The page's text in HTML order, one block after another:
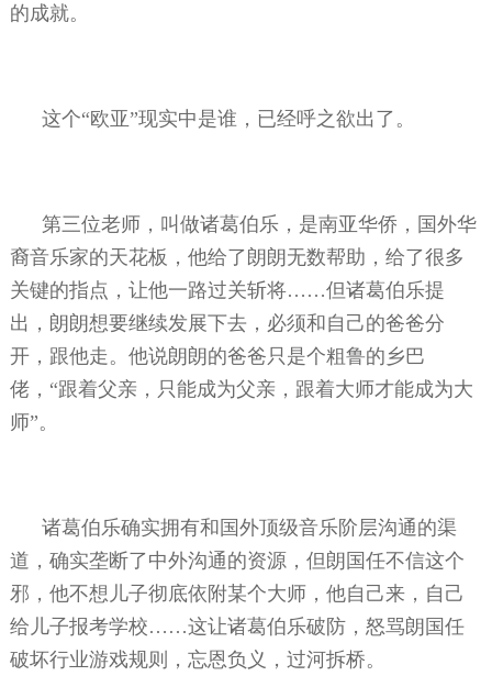
的成就。
这个“欧亚”现实中是谁，已经呼之欲出了。
第三位老师，叫做诸葛伯乐，是南亚华侨，国外华
裔音乐家的天花板，他给了朗朗无数帮助，给了很多
关键的指点，让他一路过关斩将……但诸葛伯乐提
出，朗朗想要继续发展下去，必须和自己的爸爸分
开，跟他走。他说朗朗的爸爸只是个粗鲁的乡巴
佬，“跟着父亲，只能成为父亲，跟着大师才能成为大
师”。
诸葛伯乐确实拥有和国外顶级音乐阶层沟通的渠
道，确实垄断了中外沟通的资源，但朗国任不信这个
邪，他不想儿子彻底依附某个大师，他自己来，自己
给儿子报考学校……这让诸葛伯乐破防，怒骂朗国任
破坏行业游戏规则，忘恩负义，过河拆桥。